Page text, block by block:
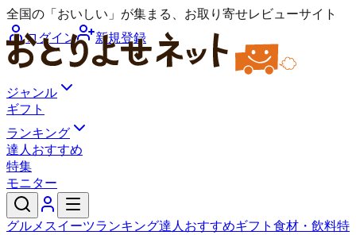
全国の「おいしい」が集まる、お取り寄せレビューサイト
ログイン
新規登録
ジャンル
ギフト
ランキング
達人おすすめ
特集
モニター
グルメ スイーツランキング達人おすすめギフト 食材・飲料特